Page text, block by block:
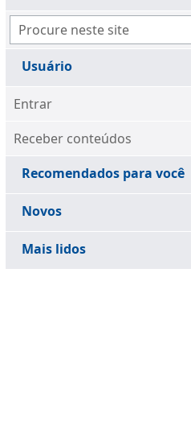
Usuário
Entrar
Receber conteúdos
Recomendados para você
Novos
Mais lidos